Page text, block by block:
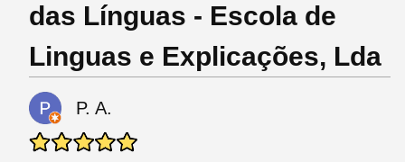
das Línguas - Escola de
Linguas e Explicações, Lda
P. A.